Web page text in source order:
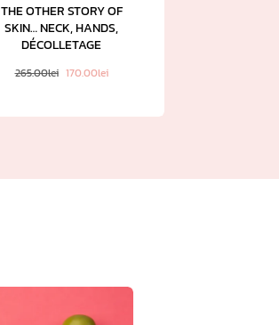
THE OTHER STORY OF
SKIN… NECK, HANDS,
DÉCOLLETAGE
265.00lei 170.00lei